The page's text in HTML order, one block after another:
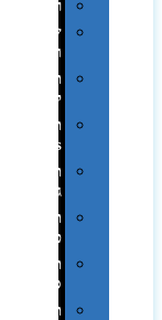
רכב
שעונים
ומסגרות
תיקים
לכנסים
תיקי
Swiss
תיקי
תיקי
טיולים
תיקי
ספורט
תיקי